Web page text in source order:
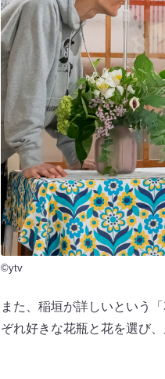
©ytv
また、稲垣が詳しいという
ぞれ好きな花瓶と花を選び